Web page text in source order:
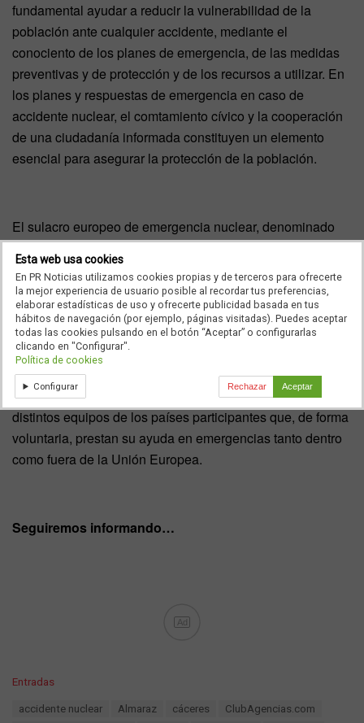
fundamental ayudar a reducir la vulnerabilidad de la
población ante cualquier accidente, mediante el
conociento de los planes de emergencia, de las medidas
preventivas y de protección y de los recursos a utilizar. En
los planes y respuestas de emergencia en caso de
accidente nuclear, el comtamiento cívico y la cooperación
de una ciudadanía informada constituyen un elemento
esencial para asegurar la protección de la población.
El sulacro europeo de emergencia nuclear, denominado
CURIEX(Cáceres Urgent Response International
Exercise), se llevará a cabo en los 12 municipios que se
encuentran en un radio de 10 km. de la central nuclear de
Almaraz, con una población total cercana a los 6.000
habitantes. ElCURIEXpondrá a prueba el Plan de
Emergencia Nuclear exterior a la Central de
(PENCA), así como el Mecanismo Europeo de Protección
Civil, cuya misión es coordinar la participación de los
distintos equipos de los países participantes que, de forma
voluntaria, prestan su ayuda en emergencias tanto dentro
como fuera de la Unión Europea.
Seguiremos informando…
Ad
C
Entradas
accidente nuclear Almaraz cáceres
ClubAgencias.com
Esta web usa cookies
En PR Noticias utilizamos cookies propias y de terceros para ofrecerte
la mejor experiencia de usuario posible al recordar tus preferencias,
elaborar estadísticas de uso y ofrecerte publicidad basada en tus
hábitos de navegación (por ejemplo, páginas visitadas). Puedes aceptar
todas las cookies pulsando en el botón “Aceptar” o configurarlas
clicando en "Configurar".
Política de cookies
Configurar Rechazar Aceptar